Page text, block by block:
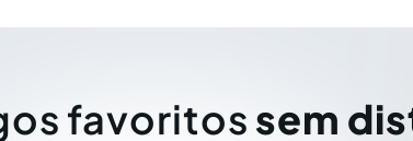
favoritos sem